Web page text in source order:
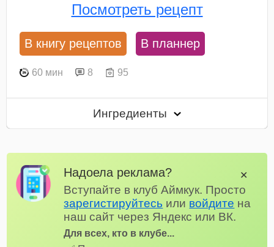
Посмотреть рецепт
В книгу рецептов В планнер
60 мин 8 95
Ингредиенты
Надоела реклама?
Вступайте в клуб Аймкук. Просто
зарегистируйтесь или войдите на
наш сайт через Яндекс или ВК.
Для всех, кто в клубе...
✕